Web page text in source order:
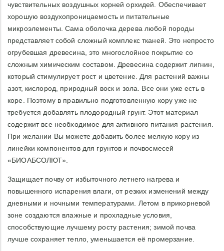
приготовления профессиональных почвосмесей. По
желанию, в зависимости от группы и вида растения,
можно добавить в состав коры другие компоненты —
дренажный камень, древесный уголь, верховой торф,
кокосовые чипсы и прочие субстратные компоненты.
Особенно хорошо применяется для всех хвойников
вересковых, рододендронов и азалий, растений
семейства папоротников. Субстрат из сосновой коры
используется для декоративного оформления клумб,
газонов, розариев, кустарников или вазонов.
Класс опасности: 4 (не опасен)
Условия хранения: хранить в сухом, прохладном,
защищенном от света месте.
сосны «Биоабсолют™» крупной фракции, присутствуют
мелкие частицы коры, которые в процессе хранения и
транспортировки перетираются между собой и создают
пылеобразную массу - уверяем Вас — это не мусор, и мы
тщательно просеиваем грунт перед фасовкой в пакеты.
чувствительных воздушных корней орхидей. Обеспечивает
хорошую воздухопроницаемость и питательные
микроэлементы. Сама оболочка дерева любой породы
представляет собой сложный комплекс тканей. Это непросто
огрубевшая древесина, это многослойное покрытие со
сложным химическим составом. Древесина содержит лигнин,
который стимулирует рост и цветение. Для растений важны
азот, кислород, природный воск и зола. Все они уже есть в
коре. Поэтому в правильно подготовленную кору уже не
требуется добавлять плодородный грунт. Этот материал
содержит все необходимое для активного питания растения.
При желании Вы можете добавить более мелкую кору из
линейки компонентов для грунтов и почвосмесей
«БИОАБСОЛЮТ».
Защищает почву от избыточного летнего нагрева и
повышенного испарения влаги, от резких изменений между
дневными и ночными температурами. Летом в прикорневой
зоне создаются влажные и прохладные условия,
способствующие лучшему росту растения; зимой почва
лучше сохраняет тепло, уменьшается её промерзание.